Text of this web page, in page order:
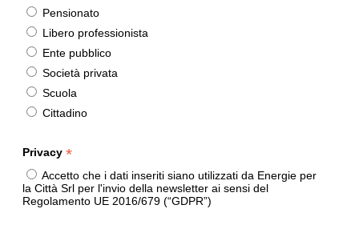
Pensionato
Libero professionista
Ente pubblico
Società privata
Scuola
Cittadino
Privacy *
Accetto che i dati inseriti siano utilizzati da Energie per
la Città Srl per l'invio della newsletter ai sensi del
Regolamento UE 2016/679 (“GDPR”)